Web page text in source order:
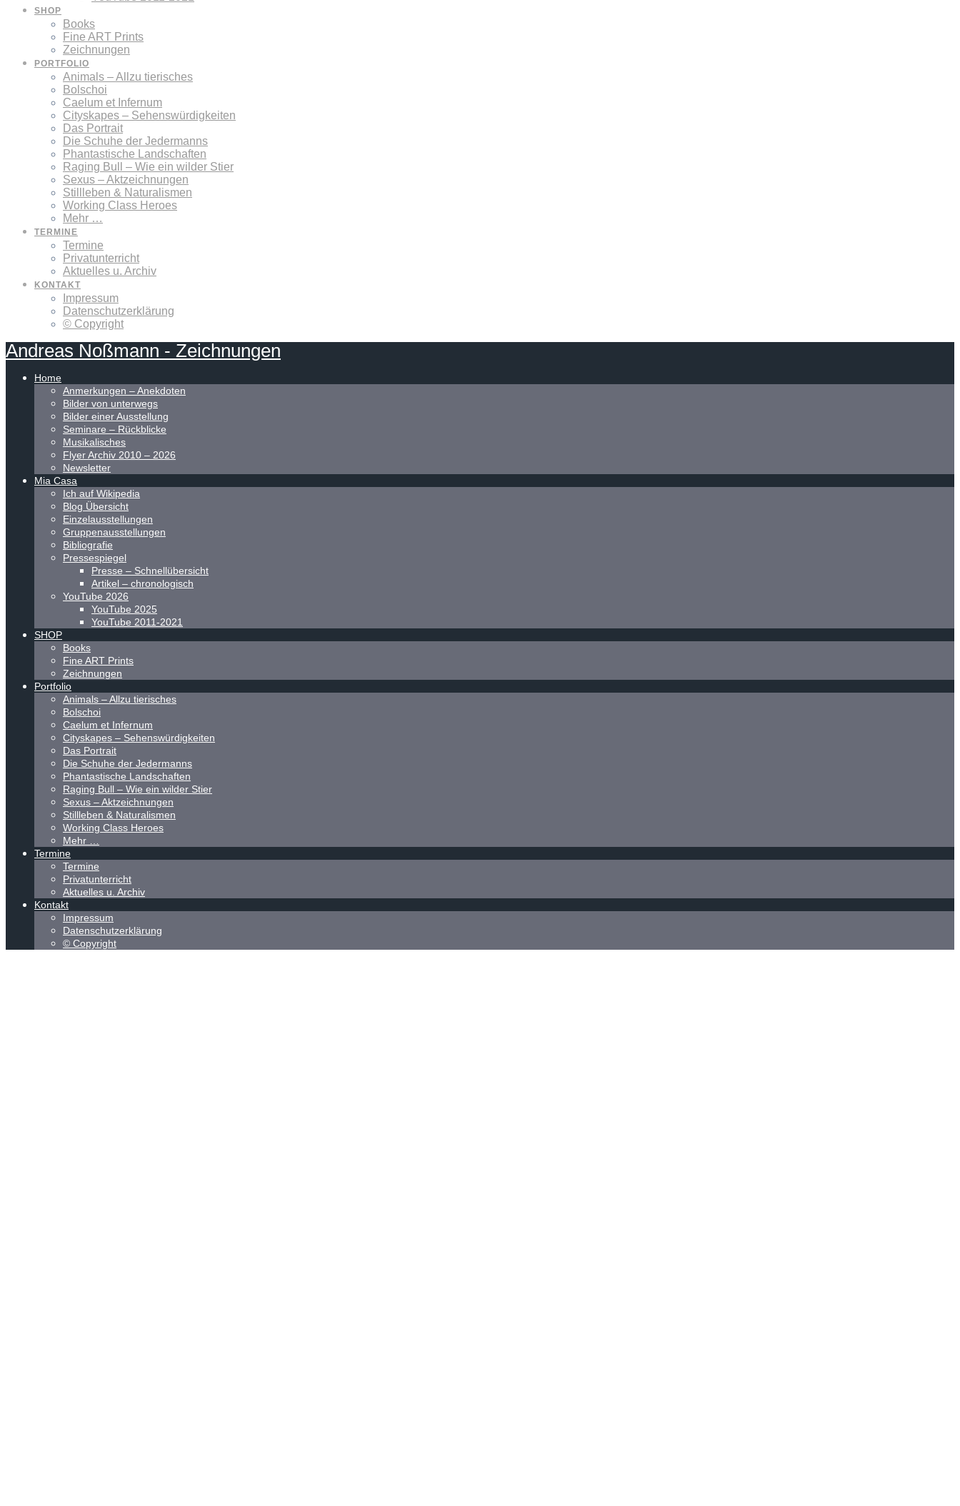
SHOP
Books
Fine ART Prints
Zeichnungen
PORTFOLIO
Animals – Allzu tierisches
Bolschoi
Caelum et Infernum
Cityskapes – Sehenswürdigkeiten
Das Portrait
Die Schuhe der Jedermanns
Phantastische Landschaften
Raging Bull – Wie ein wilder Stier
Sexus – Aktzeichnungen
Stillleben & Naturalismen
Working Class Heroes
Mehr …
TERMINE
Termine
Privatunterricht
Aktuelles u. Archiv
KONTAKT
Impressum
Datenschutzerklärung
© Copyright
Andreas Noßmann - Zeichnungen
Home
Anmerkungen – Anekdoten
Bilder von unterwegs
Bilder einer Ausstellung
Seminare – Rückblicke
Musikalisches
Flyer Archiv 2010 – 2026
Newsletter
Mia Casa
Ich auf Wikipedia
Blog Übersicht
Einzelausstellungen
Gruppenausstellungen
Bibliografie
Pressespiegel
Presse – Schnellübersicht
Artikel – chronologisch
YouTube 2026
YouTube 2025
YouTube 2011-2021
SHOP
Books
Fine ART Prints
Zeichnungen
Portfolio
Animals – Allzu tierisches
Bolschoi
Caelum et Infernum
Cityskapes – Sehenswürdigkeiten
Das Portrait
Die Schuhe der Jedermanns
Phantastische Landschaften
Raging Bull – Wie ein wilder Stier
Sexus – Aktzeichnungen
Stillleben & Naturalismen
Working Class Heroes
Mehr …
Termine
Termine
Privatunterricht
Aktuelles u. Archiv
Kontakt
Impressum
Datenschutzerklärung
© Copyright